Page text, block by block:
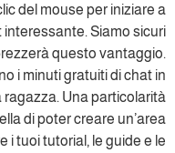
del mouse per iniziare a
Siamo sicuri
questo vantaggio.
i minuti gratuiti di chat in
Una particolarità
di poter creare un’area
i tuoi tutorial, le guide e le